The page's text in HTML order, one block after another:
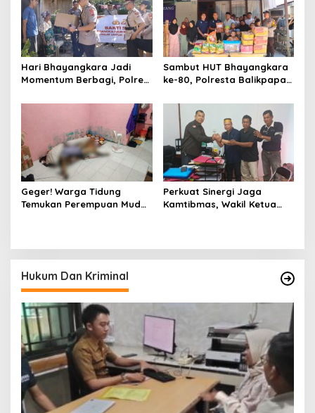
Hari Bhayangkara Jadi
Momentum Berbagi, Polres
Membutuhkan
Sambut HUT Bhayangkara
ke-80, Polresta Balikpapan
Asuhan Jabal Rahmah
Geger! Warga Tidung
Temukan Perempuan Muda
Perkuat Sinergi Jaga
Kamtibmas, Wakil Ketua
Hukum Dan Kriminal